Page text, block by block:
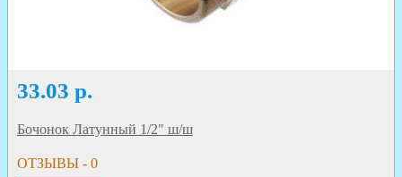
33.03 р.
Бочонок Латунный 1/2" ш/ш
ОТЗЫВЫ - 0